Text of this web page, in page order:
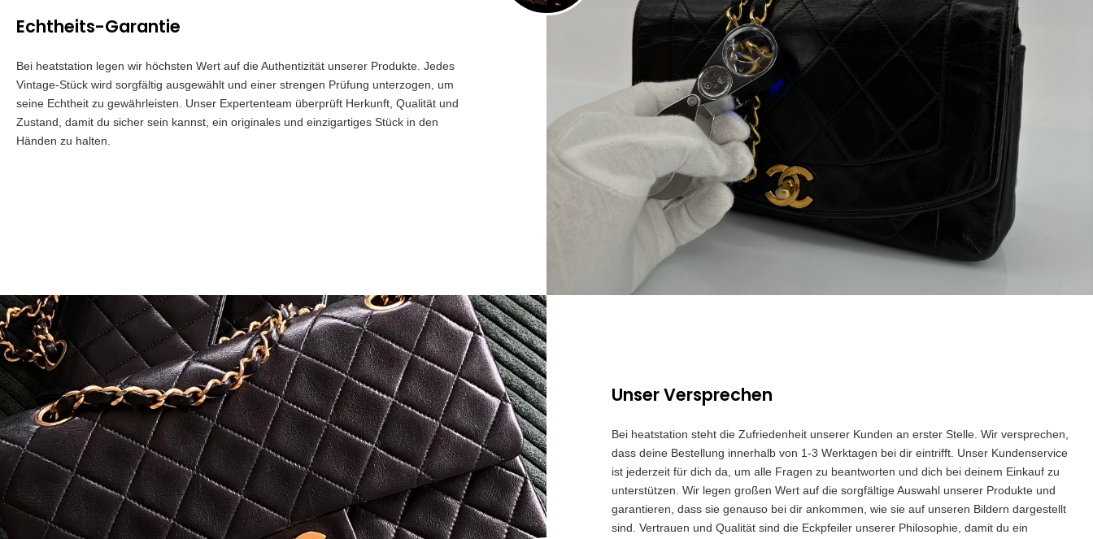
Echtheits-Garantie
Bei heatstation legen wir höchsten Wert auf die Authentizität unserer Produkte. Jedes
Vintage-Stück wird sorgfältig ausgewählt und einer strengen Prüfung unterzogen, um
seine Echtheit zu gewährleisten. Unser Expertenteam überprüft Herkunft, Qualität und
Zustand, damit du sicher sein kannst, ein originales und einzigartiges Stück in den
Händen zu halten.
Unser Versprechen
Bei heatstation steht die Zufriedenheit unserer Kunden an erster Stelle. Wir versprechen,
dass deine Bestellung innerhalb von 1-3 Werktagen bei dir eintrifft. Unser Kundenservice
ist jederzeit für dich da, um alle Fragen zu beantworten und dich bei deinem Einkauf zu
unterstützen. Wir legen großen Wert auf die sorgfältige Auswahl unserer Produkte und
garantieren, dass sie genauso bei dir ankommen, wie sie auf unseren Bildern dargestellt
sind. Vertrauen und Qualität sind die Eckpfeiler unserer Philosophie, damit du ein